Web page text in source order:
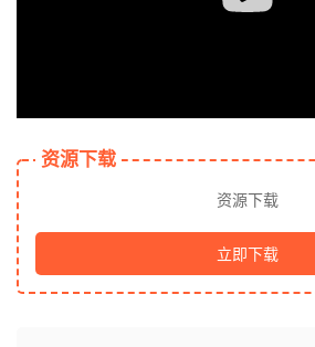
资源下载
资源下载
立即下载